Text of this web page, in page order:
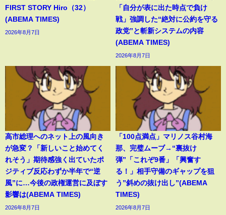
FIRST STORY Hiro（32）
(ABEMA TIMES)
2026年8月7日
「自分が表に出た時点で負け
戦」強調した“絶対に公約を守る
政党”と斬新システムの内容
(ABEMA TIMES)
2026年8月7日
高市総理へのネット上の風向き
が急変？「新しいこと始めてく
れそう」期待感強く出ていたポ
ジティブ反応わずか半年で“逆
風”に…今後の政権運営に及ぼす
影響は(ABEMA TIMES)
2026年8月7日
「100点満点」マリノス谷村海
那、完璧ムーブ→“裏抜け
弾”「これぞ9番」「興奮す
る！」相手守備のギャップを狙
う”斜めの抜け出し”(ABEMA
TIMES)
2026年8月7日